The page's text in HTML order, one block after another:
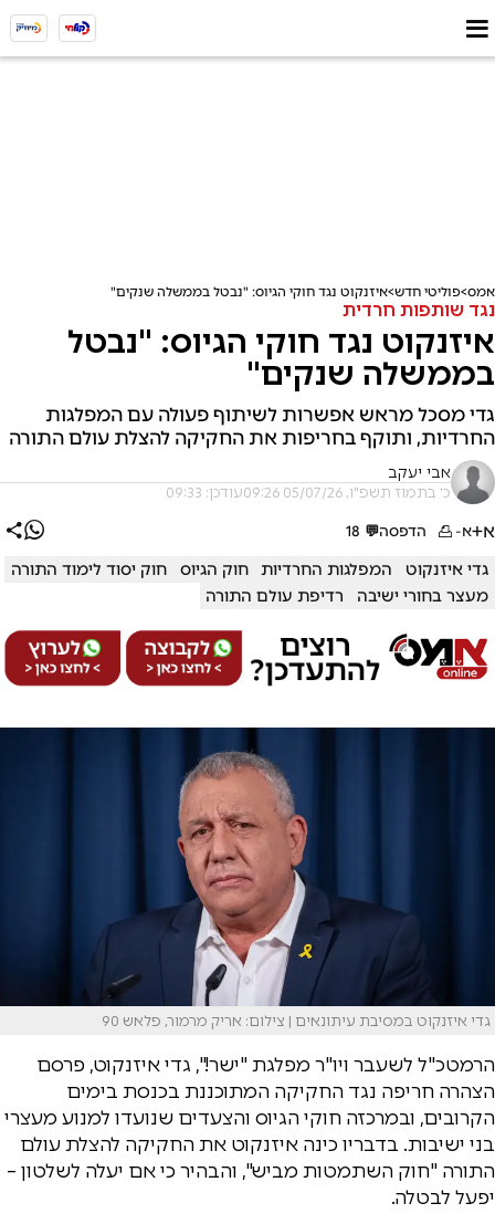
אמס פוליטי חדש איזנקוט נגד חוקי הגיוס: "נבטל בממשלה שנקים"
נגד שותפות חרדית
איזנקוט נגד חוקי הגיוס: "נבטל
בממשלה שנקים"
גדי מסכל מראש אפשרות לשיתוף פעולה עם המפלגות
החרדיות, ותוקף בחריפות את החקיקה להצלת עולם התורה
אבי יעקב
כ' בתמוז תשפ"ו, 05/07/26 09:26 עודכן: 09:33
א+א- הדפסה💬
18
גדי איזנקוט המפלגות החרדיות חוק הגיוס
חוק יסוד לימוד התורה
מעצר בחורי ישיבה
רדיפת עולם התורה
גדי איזנקוט במסיבת עיתונאים | צילום: אריק מרמור, פלאש 90
הרמטכ"ל לשעבר ויו"ר מפלגת "ישר!", גדי איזנקוט, פרסם
הצהרה חריפה נגד החקיקה המתוכננת בכנסת בימים
הקרובים, ובמרכזה חוקי הגיוס והצעדים שנועדו למנוע מעצרי
בני ישיבות. בדבריו כינה איזנקוט את החקיקה להצלת עולם
התורה "חוק השתמטות מביש", והבהיר כי אם יעלה לשלטון –
יפעל לבטלה.